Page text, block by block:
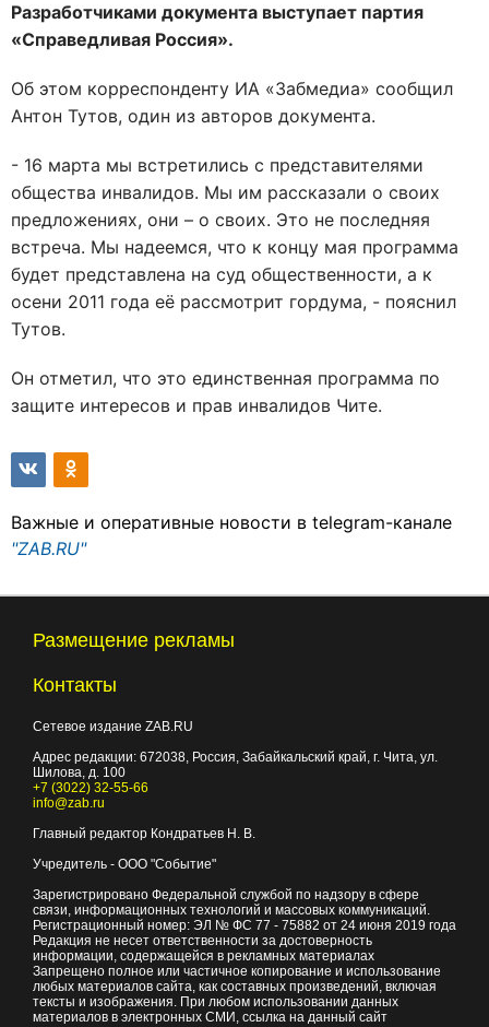
Разработчиками документа выступает партия
«Справедливая Россия».
Об этом корреспонденту ИА «Забмедиа» сообщил
Антон Тутов, один из авторов документа.
- 16 марта мы встретились с представителями
общества инвалидов. Мы им рассказали о своих
предложениях, они – о своих. Это не последняя
встреча. Мы надеемся, что к концу мая программа
будет представлена на суд общественности, а к
осени 2011 года её рассмотрит гордума, - пояснил
Тутов.
Он отметил, что это единственная программа по
защите интересов и прав инвалидов Чите.
Важные и оперативные новости в telegram-канале
"ZAB.RU"
Размещение рекламы
Контакты
Сетевое издание ZAB.RU
Адрес редакции: 672038, Россия, Забайкальский край, г. Чита, ул.
Шилова, д. 100
+7 (3022) 32-55-66
info@zab.ru
Главный редактор Кондратьев Н. В.
Учредитель - ООО "Событие"
Зарегистрировано Федеральной службой по надзору в сфере
связи, информационных технологий и массовых коммуникаций.
Регистрационный номер: ЭЛ № ФС 77 - 75882 от 24 июня 2019 года
Редакция не несет ответственности за достоверность
информации, содержащейся в рекламных материалах
Запрещено полное или частичное копирование и использование
любых материалов сайта, как составных произведений, включая
тексты и изображения. При любом использовании данных
материалов в электронных СМИ, ссылка на данный сайт